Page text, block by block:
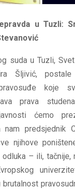
u Tuzli:
suda u Tuzli,
Šljivić,
koje
prava
ćemo
nam predsjednik
njihove
odluka – ili, tačnije,